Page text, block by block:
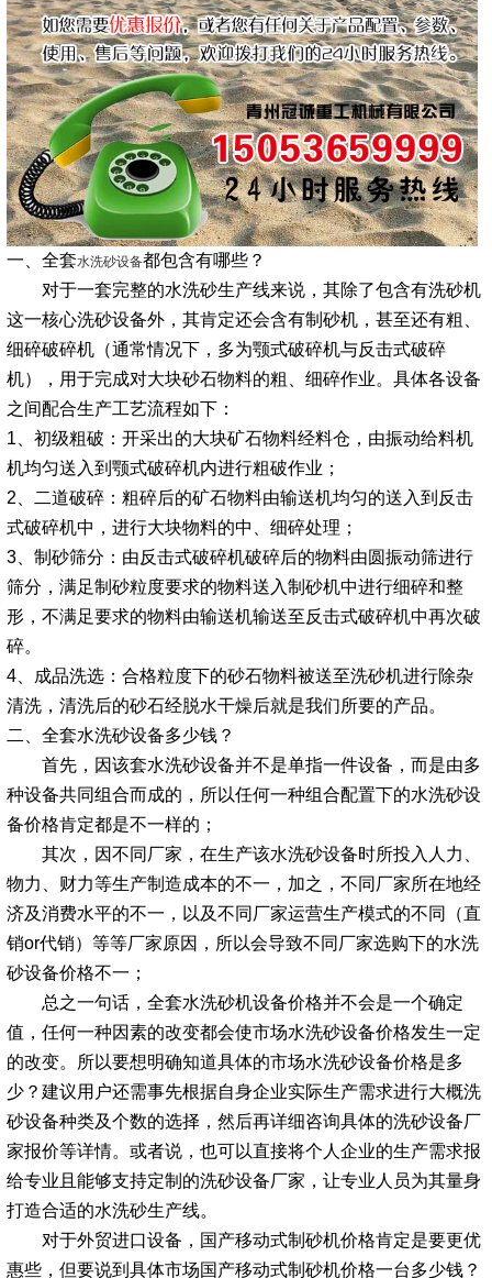
一、全套水洗砂设备都包含有哪些？
对于一套完整的水洗砂生产线来说，其除了包含有洗砂机
这一核心洗砂设备外，其肯定还会含有制砂机，甚至还有粗、
细碎破碎机（通常情况下，多为颚式破碎机与反击式破碎
机），用于完成对大块砂石物料的粗、细碎作业。具体各设备
之间配合生产工艺流程如下：
1、初级粗破：开采出的大块矿石物料经料仓，由振动给料机
机均匀送入到颚式破碎机内进行粗破作业；
2、二道破碎：粗碎后的矿石物料由输送机均匀的送入到反击
式破碎机中，进行大块物料的中、细碎处理；
3、制砂筛分：由反击式破碎机破碎后的物料由圆振动筛进行
筛分，满足制砂粒度要求的物料送入制砂机中进行细碎和整
形，不满足要求的物料由输送机输送至反击式破碎机中再次破
碎。
4、成品洗选：合格粒度下的砂石物料被送至洗砂机进行除杂
清洗，清洗后的砂石经脱水干燥后就是我们所要的产品。
二、全套水洗砂设备多少钱？
首先，因该套水洗砂设备并不是单指一件设备，而是由多
种设备共同组合而成的，所以任何一种组合配置下的水洗砂设
备价格肯定都是不一样的；
其次，因不同厂家，在生产该水洗砂设备时所投入人力、
物力、财力等生产制造成本的不一，加之，不同厂家所在地经
济及消费水平的不一，以及不同厂家运营生产模式的不同（直
销or代销）等等厂家原因，所以会导致不同厂家选购下的水洗
砂设备价格不一；
总之一句话，全套水洗砂机设备价格并不会是一个确定
值，任何一种因素的改变都会使市场水洗砂设备价格发生一定
的改变。所以要想明确知道具体的市场水洗砂设备价格是多
少？建议用户还需事先根据自身企业实际生产需求进行大概洗
砂设备种类及个数的选择，然后再详细咨询具体的洗砂设备厂
家报价等详情。或者说，也可以直接将个人企业的生产需求报
给专业且能够支持定制的洗砂设备厂家，让专业人员为其量身
打造合适的水洗砂生产线。
对于外贸进口设备，国产移动式制砂机价格肯定是要更优
惠些，但要说到具体市场国产移动式制砂机价格一台多少钱？